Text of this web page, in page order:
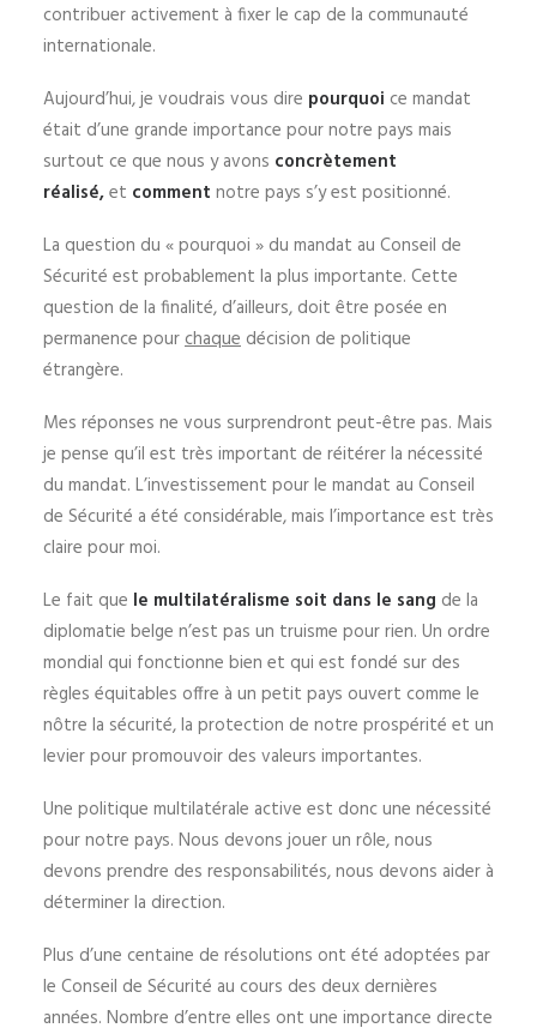
contribuer activement à fixer le cap de la communauté
internationale.
Aujourd’hui, je voudrais vous dire pourquoi ce mandat
était d’une grande importance pour notre pays mais
surtout ce que nous y avons concrètement
réalisé,et comment notre pays s’y est positionné.
La question du « pourquoi » du mandat au Conseil de
Sécurité est probablement la plus importante. Cette
question de la finalité, d’ailleurs, doit être posée en
permanence pourchaque décision de politique
étrangère.
Mes réponses ne vous surprendront peut-être pas. Mais
je pense qu’il est très important de réitérer la nécessité
du mandat. L’investissement pour le mandat au Conseil
de Sécurité a été considérable, mais l’importance est très
claire pour moi.
Le fait que le multilatéralisme soit dans le sang de la
diplomatie belge n’est pas un truisme pour rien. Un ordre
mondial qui fonctionne bien et qui est fondé sur des
règles équitables offre à un petit pays ouvert comme le
nôtre la sécurité, la protection de notre prospérité et un
levier pour promouvoir des valeurs importantes.
Une politique multilatérale active est donc une nécessité
pour notre pays. Nous devons jouer un rôle, nous
devons prendre des responsabilités, nous devons aider à
déterminer la direction.
Plus d’une centaine de résolutions ont été adoptées par
le Conseil de Sécurité au cours des deux dernières
années. Nombre d’entre elles ont une importance directe